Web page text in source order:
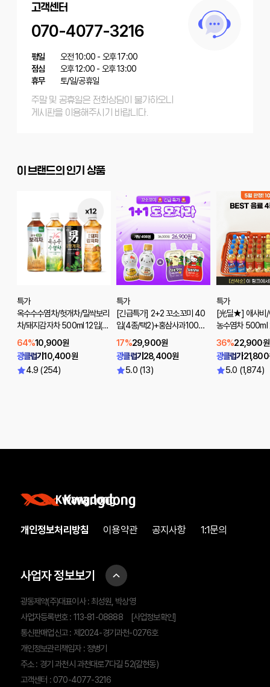
고객센터
070-4077-3216
평일
오전 10:00 - 오후 17:00
점심
오후 12:00 - 오후 13:00
휴무
토/일/공휴일
주말 및 공휴일은 전화상담이 불가하오니
게시판을 이용해주시기 바랍니다.
이 브랜드의 인기 상품
특가
옥수수수염차/헛개차/밀싹보리
차/돼지감자차 500ml 12입(선
택1)
64%10,900원
광클럽가10,400원
4.9 (254)
특가
[긴급특가] 2+2 꼬소꼬미 40
입(4종/택2)+홍삼사과100ml
(7입)+배도라지100ml(7입)
17%29,900원
광클럽가28,400원
5.0 (13)
특가
[光딜★] 애사비/
농수염차
00원♥)
36%22,900원
광클럽가21,800
5.0 (1,874)
개인정보처리방침 이용약관 공지사항 1:1문의
사업자 정보보기
광동제약(주)대표이사 : 최성원, 박상영
사업자등록번호 : 113-81-08888
[사업정보확인]
통신판매업신고 : 제2024-경기과천-0276호
개인정보관리책임자 : 정병기
주소 : 경기 과천시 과천대로7다길 52(갈현동)
고객센터 : 070-4077-3216